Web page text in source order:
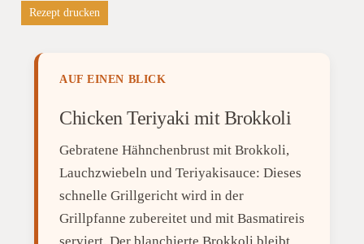
Rezept drucken
AUF EINEN BLICK
Chicken Teriyaki mit Brokkoli
Gebratene Hähnchenbrust mit Brokkoli,
Lauchzwiebeln und Teriyakisauce: Dieses
schnelle Grillgericht wird in der
Grillpfanne zubereitet und mit Basmatireis
serviert. Der blanchierte Brokkoli bleibt